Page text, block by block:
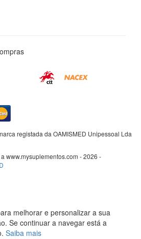
registada da OAMISMED Unipessoal Lda
www.mysuplementos.com - 2026 -
melhorar e personalizar a sua
Se continuar a navegar está a
Saiba mais